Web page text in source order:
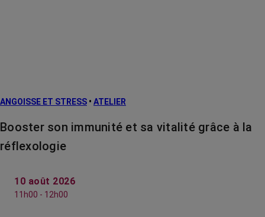
ANGOISSE ET STRESS • ATELIER
Booster son immunité et sa vitalité grâce à la
réflexologie
10 août 2026
11h00 - 12h00